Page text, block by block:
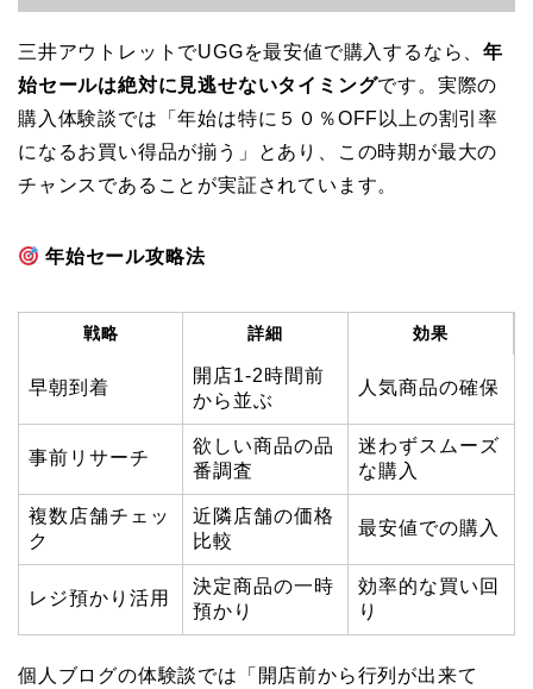
三井アウトレットでUGGを最安値で購入するなら、年
始セールは絶対に見逃せないタイミングです。実際の
購入体験談では「年始は特に５０％OFF以上の割引率
になるお買い得品が揃う」とあり、この時期が最大の
チャンスであることが実証されています。
年始セール攻略法
戦略 詳細 効果
早朝到着
開店1-2時間前
から並ぶ
人気商品の確保
事前リサーチ
欲しい商品の品
番調査
迷わずスムーズ
な購入
複数店舗チェッ
ク
近隣店舗の価格
比較
最安値での購入
レジ預かり活用
決定商品の一時
預かり
効率的な買い回
り
個人ブログの体験談では「開店前から行列が出来て